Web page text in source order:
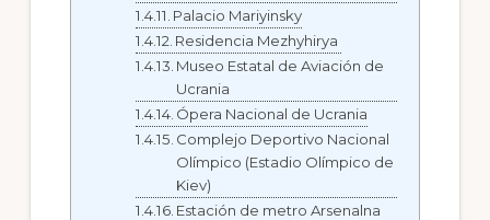
Palacio Mariyinsky
Residencia Mezhyhirya
Museo Estatal de Aviación de
Ucrania
Ópera Nacional de Ucrania
Complejo Deportivo Nacional
Olímpico (Estadio Olímpico de
Kiev)
Estación de metro Arsenalna